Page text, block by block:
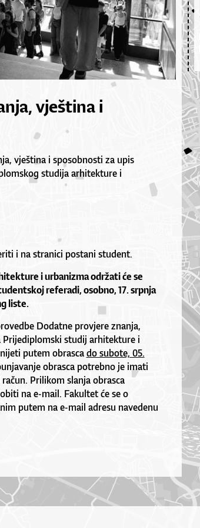
vještina i
vještina i sposobnosti za upis
studija arhitekture i
i na stranici postani student.
i urbanizma održati će se
referadi, osobno, 17. srpnja
liste.
Dodatne provjere znanja,
Prijediplomski studij arhitekture i
putem obrascado subote, 05.
obrasca potrebno je imati
Prilikom slanja obrasca
na e-mail. Fakultet će se o
putem na e-mail adresu navedenu